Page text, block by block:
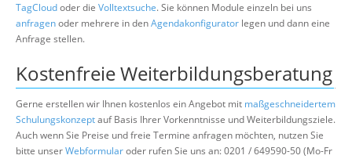
TagCloudoder die Volltextsuche. Sie können Module einzeln bei uns
anfragenoder mehrere in denAgendakonfigurator legen und dann eine
Anfrage stellen.
Kostenfreie Weiterbildungsberatung
Gerne erstellen wir Ihnen kostenlos ein Angebot mit maßgeschneidertem
Schulungskonzeptauf Basis Ihrer Vorkenntnisse und Weiterbildungsziele.
Auch wenn Sie Preise und freie Termine anfragen möchten, nutzen Sie
bitte unserWebformularoder rufen Sie uns an: 0201 / 649590-50 (Mo-Fr